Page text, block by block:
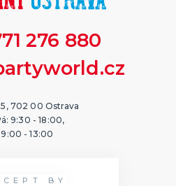
276 880
702 00 Ostrava
9:30 - 18:00,
9:00 - 13:00
BY